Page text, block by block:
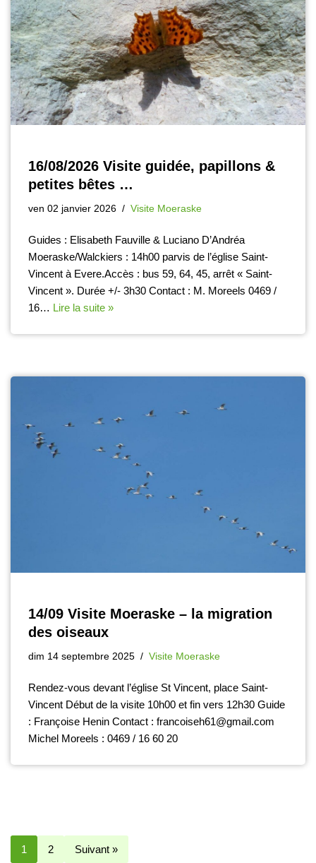
16/08/2026 Visite guidée, papillons &
petites bêtes …
ven 02 janvier 2026 Visite Moeraske
Guides : Elisabeth Fauville & Luciano D’Andréa
Moeraske/Walckiers : 14h00 parvis de l’église Saint-
Vincent à Evere.Accès : bus 59, 64, 45, arrêt « Saint-
Vincent ». Durée +/- 3h30 Contact : M. Moreels 0469 /
16… Lire la suite »
14/09 Visite Moeraske – la migration
des oiseaux
dim 14 septembre 2025 Visite Moeraske
Rendez-vous devant l’église St Vincent, place Saint-
Vincent Début de la visite 10h00 et fin vers 12h30 Guide
: Françoise Henin Contact : francoiseh61@gmail.com
Michel Moreels : 0469 / 16 60 20
1 2 Suivant »